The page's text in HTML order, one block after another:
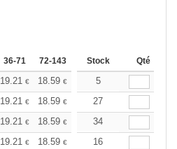
36-71 72-143 144-287 288 +
Stock Qté
19.21 € 18.59 € 17.66
5
19.21 € 18.59 € 17.66€
27
19.21 € 18.59 € 17.66€
34
19.21 € 18.59 € 17.66€
16